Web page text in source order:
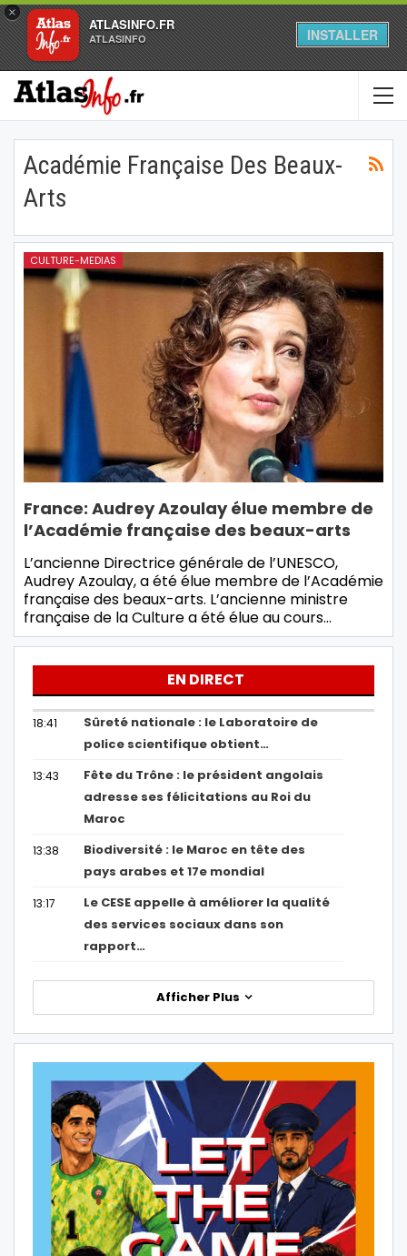
×
ATLASINFO.FR
ATLASINFO INSTALLER
Académie Française Des Beaux-
Arts
CULTURE-MEDIAS
France: Audrey Azoulay élue membre de
l’Académie française des beaux-arts
L’ancienne Directrice générale de l’UNESCO,
Audrey Azoulay, a été élue membre de l’Académie
française des beaux-arts. L’ancienne ministre
française de la Culture a été élue au cours…
EN DIRECT
18:41
Sûreté nationale : le Laboratoire de
police scientifique obtient…
13:43
Fête du Trône : le président angolais
adresse ses félicitations au Roi du
Maroc
13:38
Biodiversité : le Maroc en tête des
pays arabes et 17e mondial
13:17
Le CESE appelle à améliorer la qualité
des services sociaux dans son
rapport…
Afficher Plus